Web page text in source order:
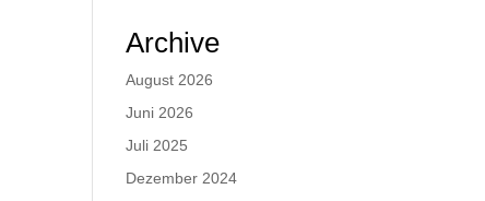
Archive
August 2026
Juni 2026
Juli 2025
Dezember 2024